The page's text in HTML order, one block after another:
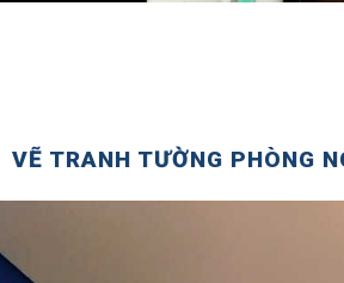
VẼ TRANH TƯỜNG PHÒNG